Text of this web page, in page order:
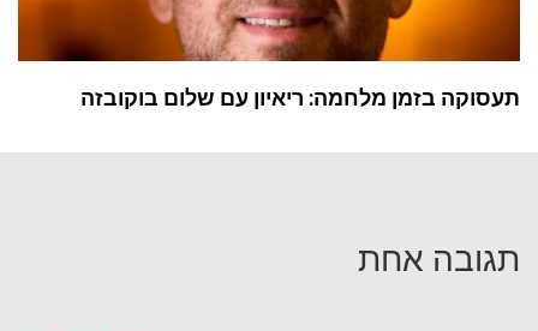
תעסוקה בזמן מלחמה: ריאיון עם שלום בוקובזה
תגובה אחת